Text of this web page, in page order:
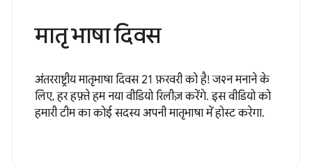
मातृ भाषा दिवस
अंतरराष्ट्रीय मातृभाषा दिवस 21 फ़रवरी को है! जश्न मनाने के
लिए, हर हफ़्ते हम नया वीडियो रिलीज़ करेंगे. इस वीडियो को
हमारी टीम का कोई सदस्य अपनी मातृभाषा में होस्ट करेगा.